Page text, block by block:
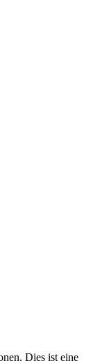
Dies ist eine